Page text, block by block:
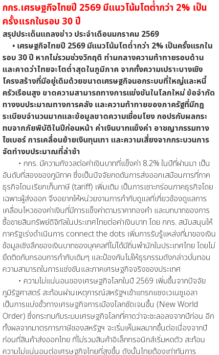
กกร.เศรษฐกิจไทยปี 2569 มีแนวโน้มโตต่ำกว่า 2% เป็น
ครั้งแรกในรอบ 30 ปี
สรุปประเด็นแถลงข่าว ประจำเดือนมกราคม 2569
• เศรษฐกิจไทยปี 2569 มีแนวโน้มโตต่ำกว่า 2% เป็นครั้งแรกใน
รอบ 30 ปี หากไม่รวมช่วงวิกฤติ ท่ามกลางความท้าทายรอบด้าน
และคาดว่าไทยจะโตต่ำสุดในภูมิภาค จากทั้งความเปราะบางเชิง
โครงสร้างที่มีอยู่เดิมด้วยขนาดเศรษฐกิจนอกระบบที่ใหญ่และหนี้
ครัวเรือนสูง ขาดความสามารถทางการแข่งขันในโลกใหม่ ข้อจำกัด
ทางงบประมาณทางการคลัง และความท้าทายของภาครัฐที่มีกฎ
ระเบียบจำนวนมากและข้อมูลขาดความเชื่อมโยง กอปรกับผลกระ
ทบจากภัยพิบัติในปีก่อนหน้า ค่าเงินบาทแข็งค่า อาชญากรรมทาง
ไซเบอร์ การเคลื่อนย้ายเงินทุนเทา และความเสี่ยงจากกระบวนการ
จัดทำงบประมาณที่ล่าช้า
• กกร. มีความกังวลต่อค่าเงินบาทที่แข็งค่า 8.2% ในปีที่ผ่านมา เป็น
อันดับที่สองของภูมิภาค ซึ่งเป็นปัจจัยกดดันการส่งออกเสมือนการที่ภาค
ธุรกิจโดนเรียกเก็บภาษี (tariff) เพิ่มเติม เป็นการเซาะกร่อนภาคธุรกิจโดย
เฉพาะผู้ส่งออก จึงอยากให้หน่วยงานการกำกับดูแลที่เกี่ยวข้องดูแลการ
เคลื่อนไหวของค่าเงินที่มีการแข็งค่าตามราคาทองคำ และบทบาทของการ
ซื้อขายสินทรัพย์ดิจิทัลในประเทศไทยต่อค่าเงินบาท โดย กกร. สนับสนุนให้
ภาครัฐเร่งดำเนินการ connect the dots เพิ่มการรับรู้แหล่งที่มาของเงิน
ข้อมูลเชิงลึกของเงินบาทของบุคคลที่ไม่ได้มีถิ่นพำนักในประเทศไทย โดยไม่
ยึดติดกับกรอบการกำกับเดิมๆ และป้องกันไม่ให้ธุรกรรมดังกล่าวบั่นทอน
ความสามารถในการแข่งขันและภาคเศรษฐกิจจริงของประเทศ
• ความไม่แน่นอนของเศรษฐกิจโลกในปี 2569 เพิ่มขึ้นจากปัจจัย
ภูมิรัฐศาสตร์ สะท้อนผ่านเหตุการณ์สหรัฐฯเข้าแทรกแซงเวเนซูเอลา
เป็นการแบ่งขั้วทางเศรษฐกิจการเมืองโลกชัดเจนขึ้น (New World
Order) ซึ่งกระทบกับระบบเศรษฐกิจโลกที่คาดว่าจะชะลอลงจากปีก่อน อีก
ทั้งผลจากมาตรการภาษีของสหรัฐฯ จะเริ่มเห็นผลมากขึ้นต่อเนื่องจากปี
ก่อนที่สินค้าส่งออกไทย ที่ไม่รวมสินค้าอิเล็กทรอนิกส์เริ่มหดตัว สะท้อน
ความไม่แน่นอนต่อเศรษฐกิจไทยที่สูงขึ้น ดังนั้นไทยต้องเท่าทันการ